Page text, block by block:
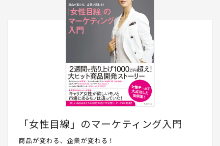
「女性目線」のマーケティング入門
商品が変わる、企業が変わる！